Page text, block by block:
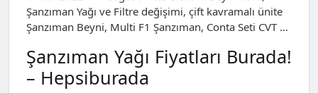
Şanzıman Yağı ve Filtre değişimi, çift kavramalı ünite
Şanzıman Beyni, Multi F1 Şanzıman, Conta Seti CVT …
Şanzıman Yağı Fiyatları Burada!
– Hepsiburada